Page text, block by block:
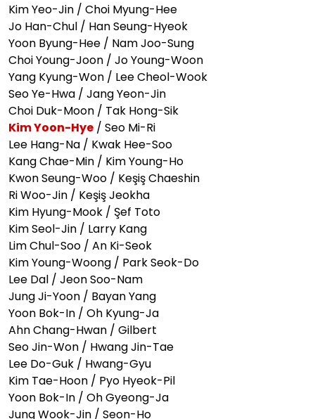
Kim Yeo-Jin / Choi Myung-Hee
Jo Han-Chul / Han Seung-Hyeok
Yoon Byung-Hee / Nam Joo-Sung
Choi Young-Joon / Jo Young-Woon
Yang Kyung-Won / Lee Cheol-Wook
Seo Ye-Hwa / Jang Yeon-Jin
Choi Duk-Moon / Tak Hong-Sik
Kim Yoon-Hye / Seo Mi-Ri
Lee Hang-Na / Kwak Hee-Soo
Kang Chae-Min / Kim Young-Ho
Kwon Seung-Woo / Keşiş Chaeshin
Ri Woo-Jin / Keşiş Jeokha
Kim Hyung-Mook / Şef Toto
Kim Seol-Jin / Larry Kang
Lim Chul-Soo / An Ki-Seok
Kim Young-Woong / Park Seok-Do
Lee Dal / Jeon Soo-Nam
Jung Ji-Yoon / Bayan Yang
Yoon Bok-In / Oh Kyung-Ja
Ahn Chang-Hwan / Gilbert
Seo Jin-Won / Hwang Jin-Tae
Lee Do-Guk / Hwang-Gyu
Kim Tae-Hoon / Pyo Hyeok-Pil
Yoon Bok-In / Oh Gyeong-Ja
Jung Wook-Jin / Seon-Ho